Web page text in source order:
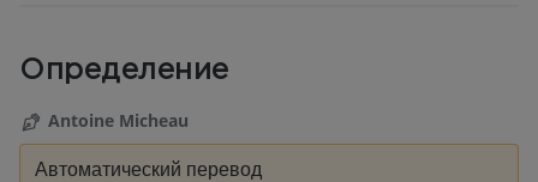
Определение
Antoine Micheau
Автоматический перевод